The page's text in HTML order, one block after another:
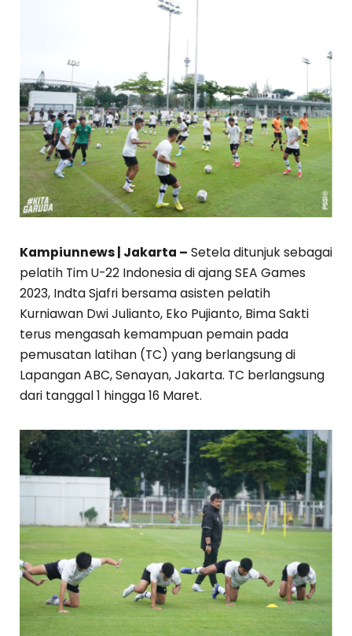
Kampiunnews | Jakarta – Setela ditunjuk sebagai
pelatih Tim U-22 Indonesia di ajang SEA Games
2023, Indta Sjafri bersama asisten pelatih
Kurniawan Dwi Julianto, Eko Pujianto, Bima Sakti
terus mengasah kemampuan pemain pada
pemusatan latihan (TC) yang berlangsung di
Lapangan ABC, Senayan, Jakarta. TC berlangsung
dari tanggal 1 hingga 16 Maret.